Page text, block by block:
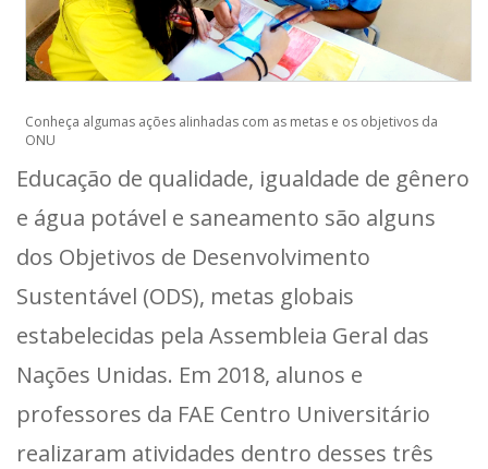
Conheça algumas ações alinhadas com as metas e os objetivos da
ONU
Educação de qualidade, igualdade de gênero
e água potável e saneamento são alguns
dos Objetivos de Desenvolvimento
Sustentável (ODS), metas globais
estabelecidas pela Assembleia Geral das
Nações Unidas. Em 2018, alunos e
professores da FAE Centro Universitário
realizaram atividades dentro desses três